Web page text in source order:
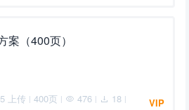
案（400页）
上传 | 400页 | 476 | 18 | VIP